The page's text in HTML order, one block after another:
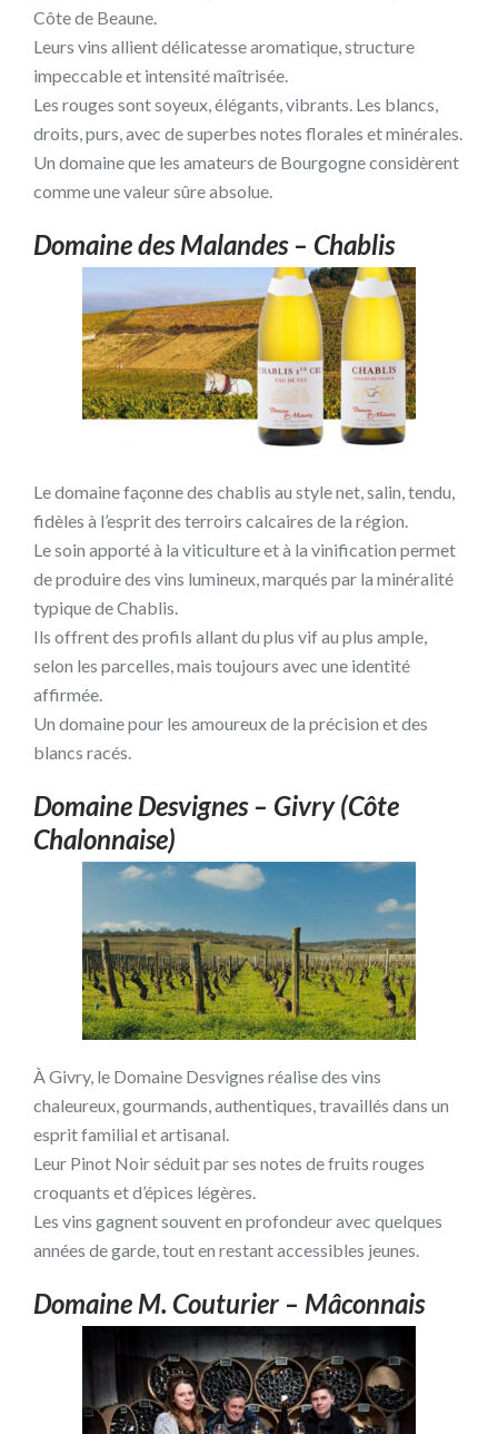
Côte de Beaune.
Leurs vins allient délicatesse aromatique, structure
impeccable et intensité maîtrisée.
Les rouges sont soyeux, élégants, vibrants. Les blancs,
droits, purs, avec de superbes notes florales et minérales.
Un domaine que les amateurs de Bourgogne considèrent
comme une valeur sûre absolue.
Domaine des Malandes – Chablis
Le domaine façonne des chablis au style net, salin, tendu,
fidèles à l’esprit des terroirs calcaires de la région.
Le soin apporté à la viticulture et à la vinification permet
de produire des vins lumineux, marqués par la minéralité
typique de Chablis.
Ils offrent des profils allant du plus vif au plus ample,
selon les parcelles, mais toujours avec une identité
affirmée.
Un domaine pour les amoureux de la précision et des
blancs racés.
Domaine Desvignes – Givry (Côte
Chalonnaise)
À Givry, le Domaine Desvignes réalise des vins
chaleureux, gourmands, authentiques, travaillés dans un
esprit familial et artisanal.
Leur Pinot Noir séduit par ses notes de fruits rouges
croquants et d’épices légères.
Les vins gagnent souvent en profondeur avec quelques
années de garde, tout en restant accessibles jeunes.
Domaine M. Couturier – Mâconnais